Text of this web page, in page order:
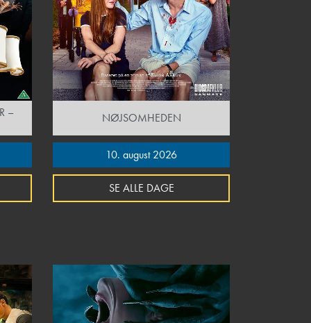
– NØJSOMHEDEN
10. august 2026
SE ALLE DAGE